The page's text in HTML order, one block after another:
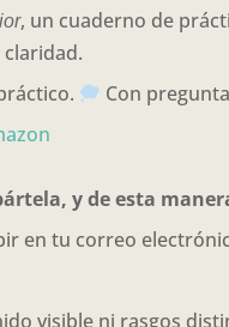
, un cuaderno de
Con
y de esta
en tu correo